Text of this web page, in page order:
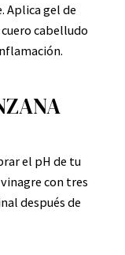
Aplica gel de
cabelludo
el pH de tu
con tres
después de